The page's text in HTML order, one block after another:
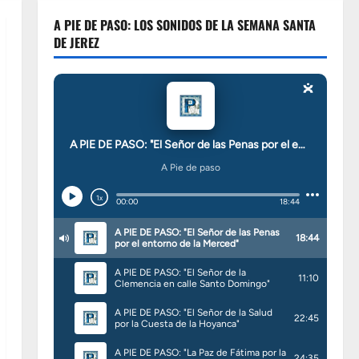
A PIE DE PASO: LOS SONIDOS DE LA SEMANA SANTA
DE JEREZ